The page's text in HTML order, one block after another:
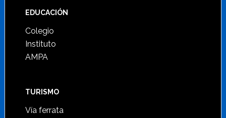
Footer
EDUCACIÓN
Colegio
Instituto
AMPA
TURISMO
Vía ferrata